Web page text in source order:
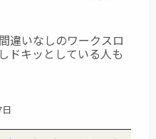
違いなしのワークスロ
ドキッとしている人も